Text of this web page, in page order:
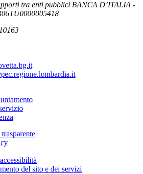
tra enti pubblici BANCA D’ITALIA -
del sito e dei servizi